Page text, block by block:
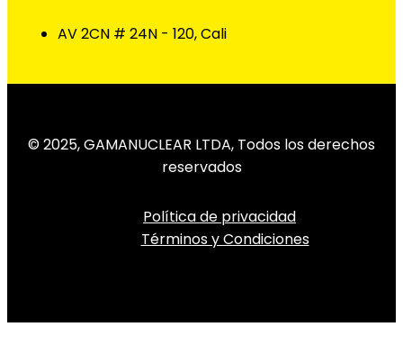
AV 2CN # 24N - 120, Cali
© 2025, GAMANUCLEAR LTDA, Todos los derechos
reservados
Política de privacidad
Términos y Condiciones